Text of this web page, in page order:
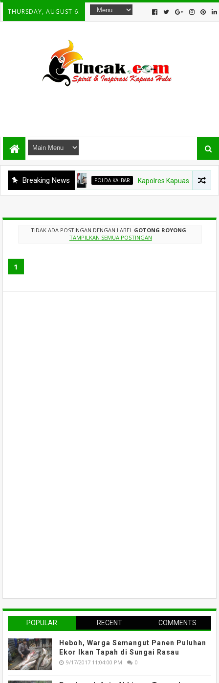
THURSDAY, AUGUST 6.
Breaking News POLDA KALBAR Kapolres Kapuas Hulu
TIDAK ADA POSTINGAN DENGAN LABEL GOTONG ROYONG.
TAMPILKAN SEMUA POSTINGAN
1
POPULAR RECENT COMMENTS
Heboh, Warga Semangut Panen Puluhan
Ekor Ikan Tapah di Sungai Rasau
9/17/2017 11:04:00 PM 0